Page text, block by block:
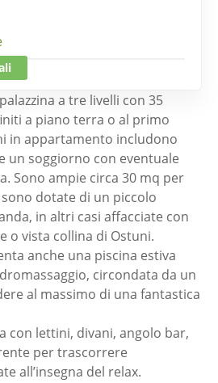
a tre livelli con 35
a piano terra o al primo
in appartamento includono
un soggiorno con eventuale
Sono ampie circa 30 mq per
dotate di un piccolo
in altri casi affacciate con
o vista collina di Ostuni.
anche una piscina estiva
circondata da un
al massimo di una fantastica
con lettini, divani, angolo bar,
per trascorrere
all’insegna del relax.